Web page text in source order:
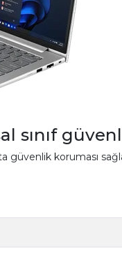
sınıf
güvenlik koruması